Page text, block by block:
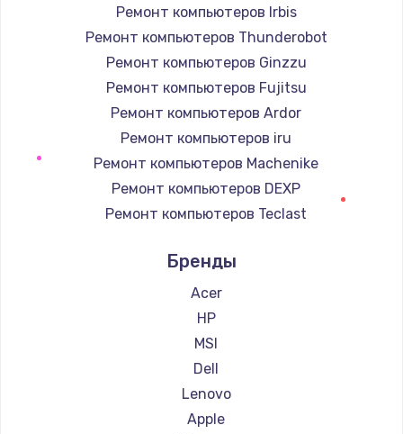
Замена контроллера питания
1490 руб.
Заказать
Замена южного моста
2600 руб.
Заказать
Чистка от пыли
Заказать
Настройка ОС
Заказать
Ремонт подсветки
Ремонт компьютеров Irbis
Ремонт компьютеров Thunderobot
Ремонт компьютеров Ginzzu
Ремонт компьютеров Fujitsu
Ремонт компьютеров Ardor
Ремонт компьютеров iru
Ремонт компьютеров Machenike
Ремонт компьютеров DEXP
Ремонт компьютеров Teclast
Ремонт компьютеров Beelink
Ремонт компьютеров CHUWI
Бренды
Acer
HP
MSI
Dell
Lenovo
Apple